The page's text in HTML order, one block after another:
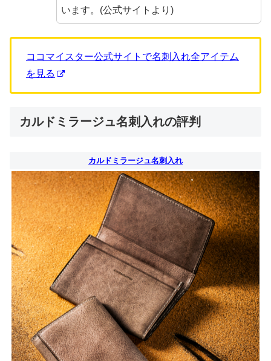
います。(公式サイトより)
ココマイスター公式サイトで名刺入れ全アイテム
を見る
カルドミラージュ名刺入れの評判
カルドミラージュ名刺入れ